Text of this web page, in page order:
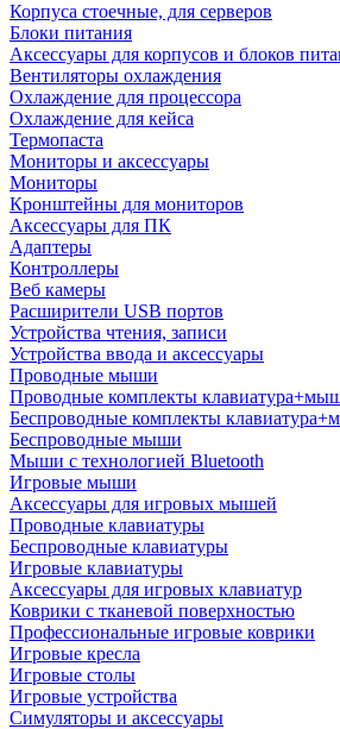
Корпуса стоечные, для серверов
Блоки питания
Аксессуары для корпусов и блоков
Вентиляторы охлаждения
Охлаждение для процессора
Охлаждение для кейса
Термопаста
Мониторы и аксессуары
Мониторы
Кронштейны для мониторов
Аксессуары для ПК
Адаптеры
Контроллеры
Веб камеры
Расширители USB портов
Устройства чтения, записи
Устройства ввода и аксессуары
Проводные мыши
Проводные комплекты
Беспроводные комплекты
Беспроводные мыши
Мыши с технологией Bluetooth
Игровые мыши
Аксессуары для игровых мышей
Проводные клавиатуры
Беспроводные клавиатуры
Игровые клавиатуры
Аксессуары для игровых клавиатур
Коврики с тканевой поверхностью
Профессиональные игровые коврики
Игровые кресла
Игровые столы
Игровые устройства
Симуляторы и аксессуары